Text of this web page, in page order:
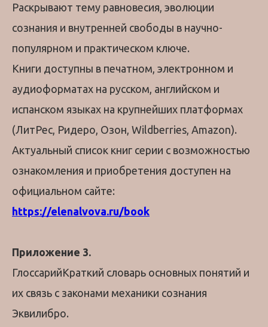
Раскрывают тему равновесия, эволюции
сознания и внутренней свободы в научно-
популярном и практическом ключе.
Книги доступны в печатном, электронном и
аудиоформатах на русском, английском и
испанском языках на крупнейших платформах
(ЛитРес, Ридеро, Озон, Wildberries, Amazon).
Актуальный список книг серии с возможностью
ознакомления и приобретения доступен на
официальном сайте:
https://elenalvova.ru/book
Приложение 3.
ГлоссарийКраткий словарь основных понятий и
их связь с законами механики сознания
Эквилибро.